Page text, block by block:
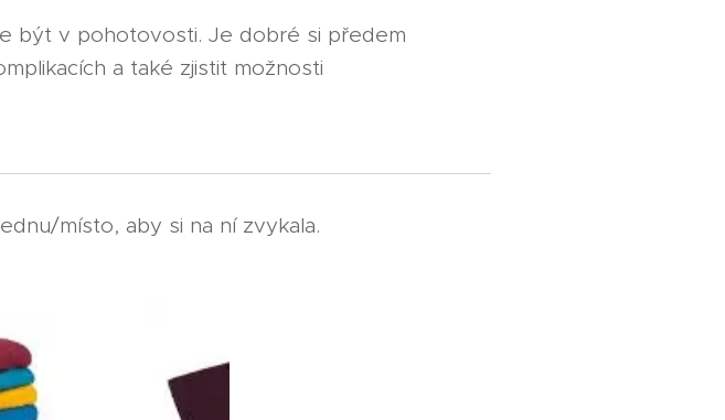
být v pohotovosti. Je dobré si předem
a také zjistit možnosti
místo, aby si na ní zvykala.